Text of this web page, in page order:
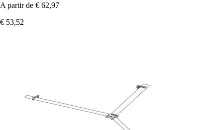
A partir de € 62,97
€ 53,52